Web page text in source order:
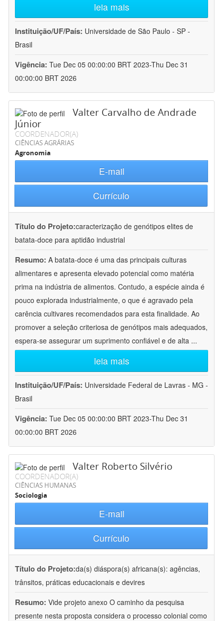
leia mais
Instituição/UF/País: Universidade de São Paulo - SP -
Brasil
Vigência: Tue Dec 05 00:00:00 BRT 2023-Thu Dec 31
00:00:00 BRT 2026
Valter Carvalho de Andrade
Júnior
COORDENADOR(A)
CIÊNCIAS AGRÁRIAS
Agronomia
E-mail
Currículo
Título do Projeto:caracterização de genótipos elites de
batata-doce para aptidão industrial
Resumo: A batata-doce é uma das principais culturas
alimentares e apresenta elevado potencial como matéria
prima na indústria de alimentos. Contudo, a espécie ainda é
pouco explorada industrialmente, o que é agravado pela
carência cultivares recomendados para esta finalidade. Ao
promover a seleção criteriosa de genótipos mais adequados,
espera-se assegurar um suprimento confiável e de alta ...
leia mais
Instituição/UF/País: Universidade Federal de Lavras - MG -
Brasil
Vigência: Tue Dec 05 00:00:00 BRT 2023-Thu Dec 31
00:00:00 BRT 2026
Valter Roberto Silvério
COORDENADOR(A)
CIÊNCIAS HUMANAS
Sociologia
E-mail
Currículo
Título do Projeto:da(s) diáspora(s) africana(s): agências,
trânsitos, práticas educacionais e devires
Resumo: Vide projeto anexo O caminho da pesquisa
presente nesta proposta considera o processo colonial como